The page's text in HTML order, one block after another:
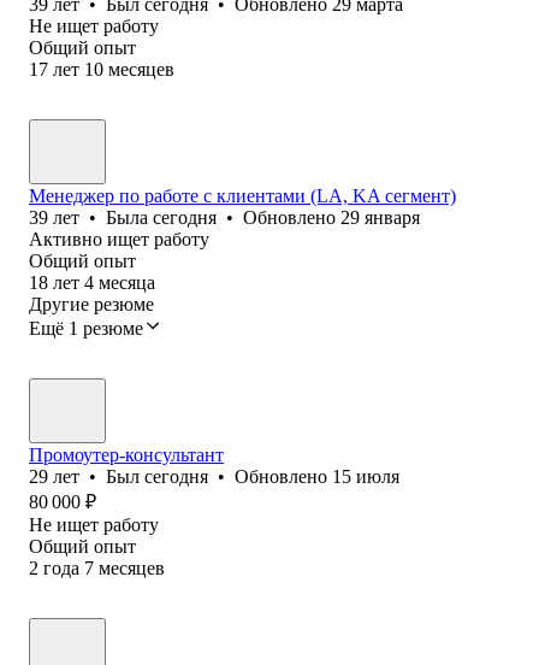
Не ищет работу
Общий опыт
17 лет 10 месяцев
Менеджер по работе с клиентами (LA, KA сегмент)
39 лет • Была сегодня • Обновлено 29 января
Активно ищет работу
Общий опыт
18 лет 4 месяца
Другие резюме
Ещё 1 резюме
Промоутер-консультант
29 лет • Был сегодня • Обновлено 15 июля
80 000 ₽
Не ищет работу
Общий опыт
2 года 7 месяцев